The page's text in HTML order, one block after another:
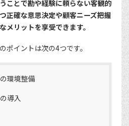
ことで勘や経験に頼らない客観的
正確な意思決定や顧客ニーズ把握
メリットを享受できます。
ポイントは次の4つです。
環境整備
導入